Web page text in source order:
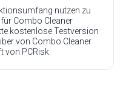
nutzen zu
Combo Cleaner
kostenlose Testversion
von Combo Cleaner
von PCRisk.